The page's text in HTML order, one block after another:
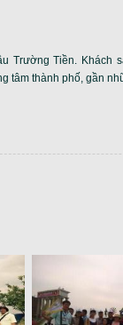
Trường Tiền. Khách
tâm thành phố, gần